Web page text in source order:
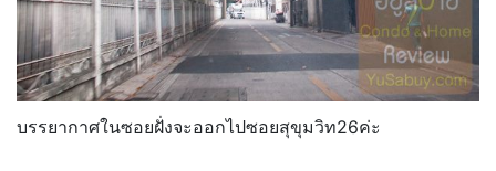
บรรยากาศในซอยฝั่งจะออกไปซอยสุขุมวิท26ค่ะ